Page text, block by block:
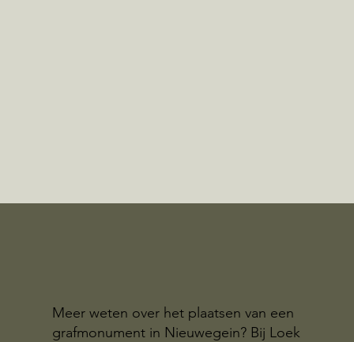
Meer weten over het plaatsen van een
grafmonument in Nieuwegein? Bij Loek